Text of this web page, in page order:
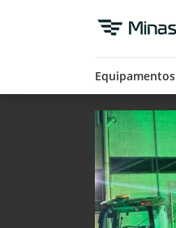
Equipamentos